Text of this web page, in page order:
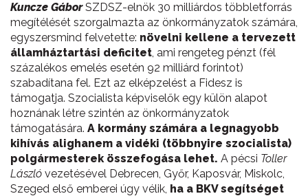
Kuncze GáborSZDSZ-elnök 30 milliárdos többletforrás
megítélését szorgalmazta az önkormányzatok számára,
egyszersmind felvetette: növelni kellene a tervezett
államháztartási deficitet, ami rengeteg pénzt (fél
százalékos emelés esetén 92 milliárd forintot)
szabadítana fel. Ezt az elképzelést a Fidesz is
támogatja. Szocialista képviselők egy külön alapot
hoznának létre szintén az önkormányzatok
támogatására. A kormány számára a legnagyobb
kihívás alighanem a vidéki (többnyire szocialista)
polgármesterek összefogása lehet. A pécsi Toller
László vezetésével Debrecen, Győr, Kaposvár, Miskolc,
Szeged első emberei úgy vélik, ha a BKV segítséget